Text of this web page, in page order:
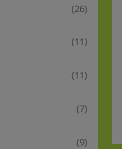
(26)
(11)
(11)
(7)
(9)